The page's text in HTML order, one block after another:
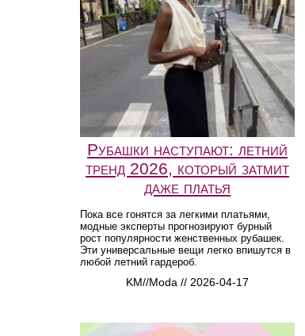
Рубашки наступают: летний
тренд 2026, который затмит
даже платья
Пока все гонятся за легкими платьями,
модные эксперты прогнозируют бурный
рост популярности женственных рубашек.
Эти универсальные вещи легко впишутся в
любой летний гардероб.
KM//Moda // 2026-04-17